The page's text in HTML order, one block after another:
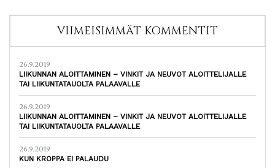
VIIMEISIMMÄT KOMMENTIT
26.9.2019
LIIKUNNAN ALOITTAMINEN – VINKIT JA NEUVOT ALOITTELIJALLE
TAI LIIKUNTATAUOLTA PALAAVALLE
26.9.2019
LIIKUNNAN ALOITTAMINEN – VINKIT JA NEUVOT ALOITTELIJALLE
TAI LIIKUNTATAUOLTA PALAAVALLE
26.9.2019
KUN KROPPA EI PALAUDU